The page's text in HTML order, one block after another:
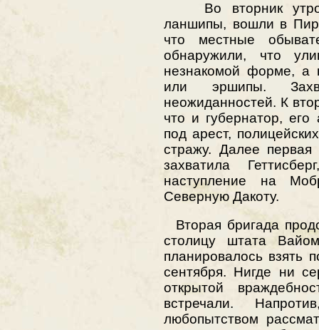
Во вторник
ланшипы, вошли в
что местные
обнаружили, что
незнакомой форме, а
или эршипы.
неожиданностей. К
что и губернатор,
под арест,
стражу. Далее
захватила
наступление на
Северную Дакоту.
Вторая бригада
столицу штата
планировалось взять
сентября. Нигде ни
открытой
встречали.
любопытством